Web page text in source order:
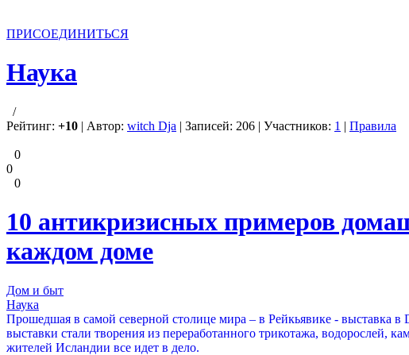
ПРИСОЕДИНИТЬСЯ
Наука
/
Рейтинг: +10 | Автор: witch Dja | Записей: 206 | Участников: 1 | Правила
0
0
0
10 антикризисных примеров
каждом доме
Дом и быт
Наука
Прошедшая в самой северной столице мира – в Рейкьявике - выставка
выставки стали творения из переработанного трикотажа, водорослей,
жителей Исландии все идет в дело.